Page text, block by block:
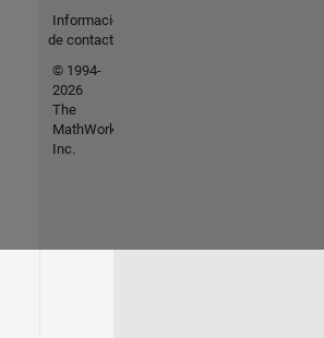
Información
de contacto
© 1994-
2026
The
MathWorks,
Inc.